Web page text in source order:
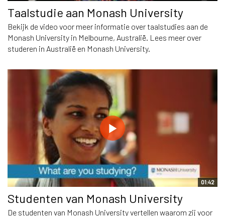
Taalstudie aan Monash University
Bekijk de video voor meer informatie over taalstudies aan de
Monash University in Melbourne, Australië. Lees meer over
studeren in Australië en Monash University.
01:42
Studenten van Monash University
De studenten van Monash University vertellen waarom zij voor